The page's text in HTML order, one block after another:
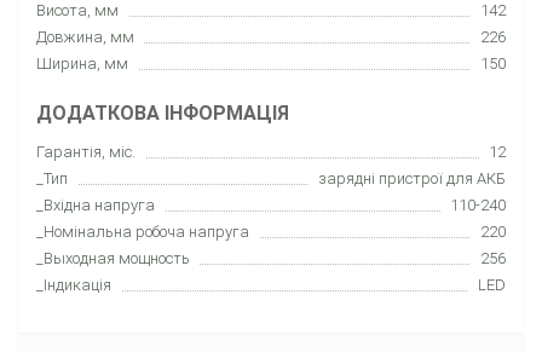
Висота, мм
142
Довжина, мм
226
Ширина, мм
150
ДОДАТКОВА ІНФОРМАЦІЯ
Гарантія, міс.
12
_Тип
зарядні пристрої для АКБ
_Вхідна напруга
110-240
_Номінальна робоча напруга
220
_Выходная мощность
256
_Індикація
LED